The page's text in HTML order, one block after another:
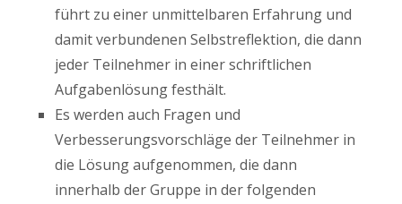
führt zu einer unmittelbaren Erfahrung und
damit verbundenen Selbstreflektion, die dann
jeder Teilnehmer in einer schriftlichen
Aufgabenlösung festhält.
Es werden auch Fragen und
Verbesserungsvorschläge der Teilnehmer in
die Lösung aufgenommen, die dann
innerhalb der Gruppe in der folgenden